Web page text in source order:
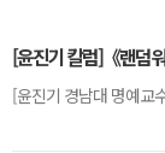
[윤진기 칼럼]《랜덤